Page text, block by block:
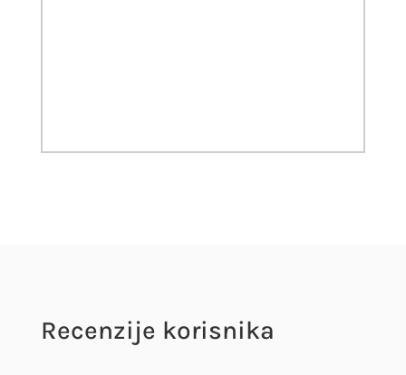
Recenzije korisnika